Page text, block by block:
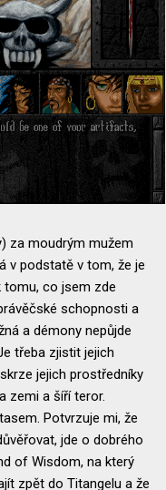
za moudrým mužem
v podstatě v tom, že je
co jsem zde
schopnosti a
a démony nepůjde
třeba zjistit jejich
jejich prostředníky
zemi a šíří teror.
Potvrzuje mi, že
jde o dobrého
of Wisdom, na který
zpět do Titangelu a že